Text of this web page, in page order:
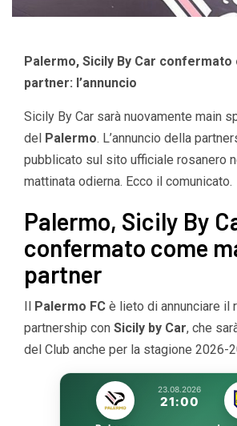
Palermo, Sicily By Car confermato
partner: l’annuncio
Sicily By Car sarà nuovamente main
del
Palermo. L’annuncio della
pubblicato sul sito ufficiale rosanero
mattinata odierna. Ecco il comunicato.
Palermo, Sicily By
confermato come
partner
Palermo FC è lieto di annunciare il
partnership con Sicily by Car, che
del Club anche per la stagione 2026-
23.08.2026
21:00